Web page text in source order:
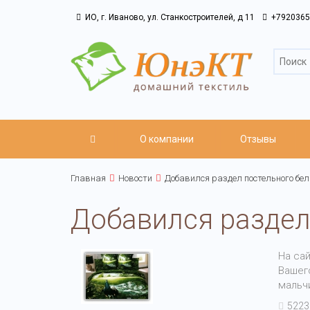
ИО, г. Иваново, ул. Станкостроителей, д 11
О компании Отзывы
Главная Новости Добавился раздел постельного
Добавился
На
5223